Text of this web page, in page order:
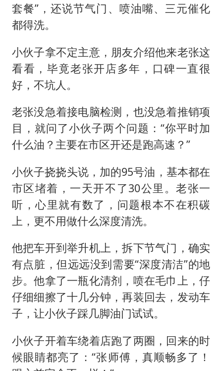
套餐”，还说节气门、喷油嘴、三元催化
都得洗。
小伙子拿不定主意，朋友介绍他来老张这
看看，毕竟老张开店多年，口碑一直很
好，不坑人。
老张没急着接电脑检测，也没急着推销项
目，就问了小伙子两个问题：“你平时加
什么油？主要在市区开还是跑高速？”
小伙子挠挠头说，加的95号油，基本都在
市区堵着，一天开不了30公里。老张一
听，心里就有数了，问题根本不在积碳
上，更不用做什么深度清洗。
他把车开到举升机上，拆下节气门，确实
有点脏，但远远没到需要“深度清洁”的地
步。他拿了一瓶化清剂，喷在毛巾上，仔
仔细细擦了十几分钟，再装回去，发动车
子，让小伙子踩几脚油门试试。
小伙子开着车绕着店跑了两圈，回来的时
候眼睛都亮了：“张师傅，真顺畅多了！